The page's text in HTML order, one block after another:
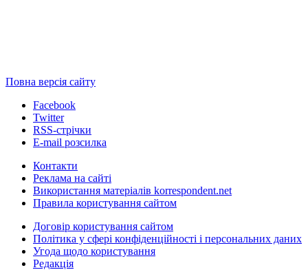
Повна версія сайту
Facebook
Twitter
RSS-стрічки
E-mail розсилка
Контакти
Реклама на сайті
Використання матеріалів korrespondent.net
Правила користування сайтом
Договір користування сайтом
Політика у сфері конфіденційності і персональних даних
Угода щодо користування
Редакція